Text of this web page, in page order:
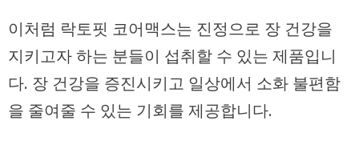
이처럼 락토핏 코어맥스는 진정으로 장 건강을
지키고자 하는 분들이 섭취할 수 있는 제품입니
다. 장 건강을 증진시키고 일상에서 소화 불편함
을 줄여줄 수 있는 기회를 제공합니다.